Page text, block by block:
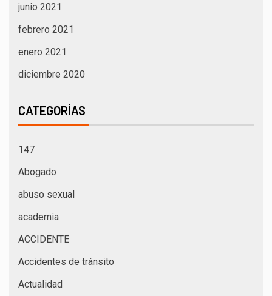
junio 2021
febrero 2021
enero 2021
diciembre 2020
CATEGORÍAS
147
Abogado
abuso sexual
academia
ACCIDENTE
Accidentes de tránsito
Actualidad